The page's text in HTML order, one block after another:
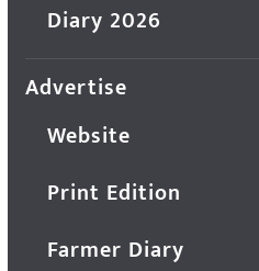
Diary 2026
Advertise
Website
Print Edition
Farmer Diary